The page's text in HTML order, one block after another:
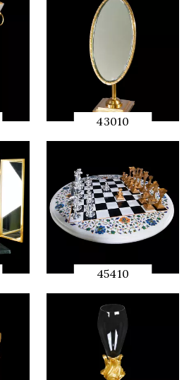
PREVIEW
43010
QUICK
45410
QUICK
PREVIEW